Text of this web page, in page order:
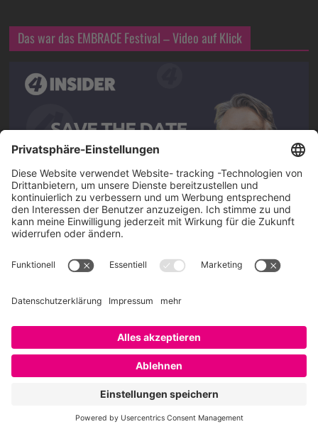
Das war das EMBRACE Festival – Video auf Klick
er über die Themen Employer Branding,
Personalmarketing, Recruiting, New Work und Social
Media.
Impressum